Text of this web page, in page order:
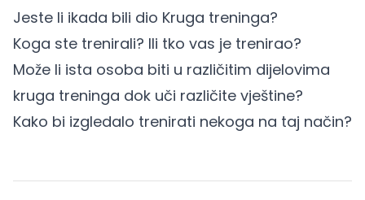
Jeste li ikada bili dio Kruga treninga?
Koga ste trenirali? Ili tko vas je trenirao?
Može li ista osoba biti u različitim dijelovima
kruga treninga dok uči različite vještine?
Kako bi izgledalo trenirati nekoga na taj način?